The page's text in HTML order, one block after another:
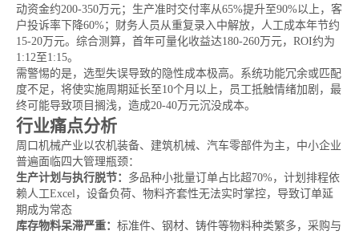
动资金约200-350万元；生产准时交付率从65%提升至90%以上，客
户投诉率下降60%；财务人员从重复录入中解放，人工成本年节约
15-20万元。综合测算，首年可量化收益达180-260万元，ROI约为
1:12至1:15。
需警惕的是，选型失误导致的隐性成本极高。系统功能冗余或匹配
度不足，将使实施周期延长至10个月以上，员工抵触情绪加剧，最
终可能导致项目搁浅，造成20-40万元沉没成本。
行业痛点分析
周口机械产业以农机装备、建筑机械、汽车零部件为主，中小企业
普遍面临四大管理瓶颈：
生产计划与执行脱节： 多品种小批量订单占比超70%，计划排程依
赖人工Excel，设备负荷、物料齐套性无法实时掌控，导致订单延
期成为常态
库存物料呆滞严重： 标准件、钢材、铸件等物料种类繁多，采购与